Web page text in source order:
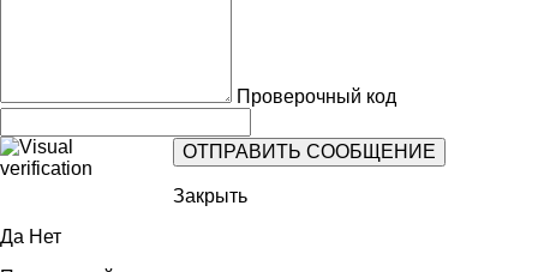
Проверочный код
Закрыть
Да Нет